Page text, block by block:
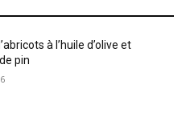
à l’huile d’olive et
pin